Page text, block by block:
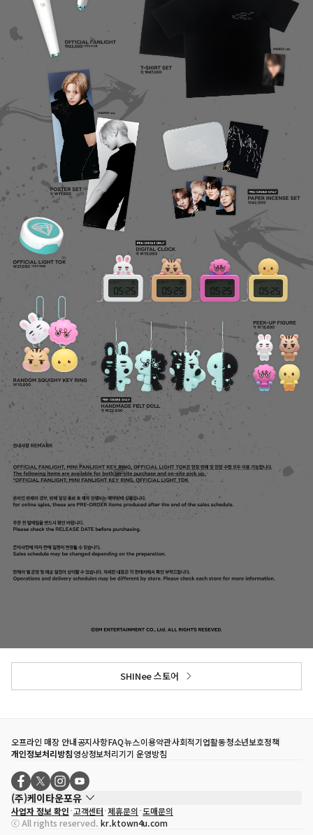
SHINee 스토어
오프라인 매장 안내공지사항FAQ뉴스이용약관사회적기업활동청소년보호정책
개인정보처리방침영상정보처리기기 운영방침
(주)케이타운포유
대표자
송효민
사업자등록번호
120-87-71116
사업자 정보 확인 고객센터 제휴문의 도매문의
ⓒ All rights reserved. kr.ktown4u.com